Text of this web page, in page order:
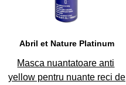
Abril et Nature Platinum
Masca nuantatoare anti
yellow pentru nuante reci de